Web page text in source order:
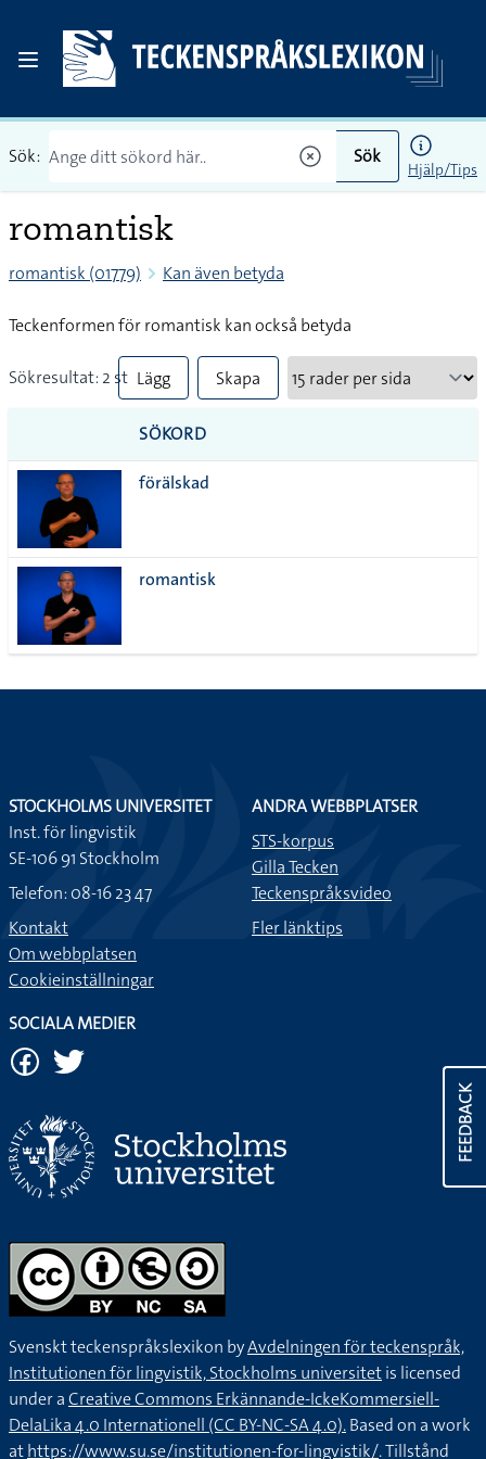
Sök: Sök
Hjälp/Tips
romantisk
romantisk (01779) Kan även betyda
Teckenformen för romantisk kan också betyda
Sökresultat: 2 st Lägg
till
alla i
Skapa
SÖKORD
förälskad
romantisk
FEEDBACK
STOCKHOLMS UNIVERSITET
Inst. för lingvistik
SE-106 91 Stockholm
Telefon: 08-16 23 47
Kontakt
Om webbplatsen
Cookieinställningar
ANDRA WEBBPLATSER
STS-korpus
Gilla Tecken
Teckenspråksvideo
Fler länktips
SOCIALA MEDIER
Svenskt teckenspråkslexikon byAvdelningen för teckenspråk,
Institutionen för lingvistik, Stockholms universitetis licensed
under aCreative Commons Erkännande-IckeKommersiell-
DelaLika 4.0 Internationell (CC BY-NC-SA 4.0).Based on a work
athttps://www.su.se/institutionen-for-lingvistik/. Tillstånd